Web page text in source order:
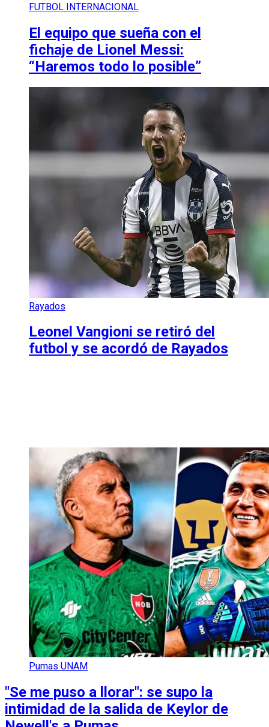
FUTBOL INTERNACIONAL
El equipo que sueña con el
fichaje de Lionel Messi:
“Haremos todo lo posible”
Rayados
Leonel Vangioni se retiró del
futbol y se acordó de Rayados
Pumas UNAM
"Se me puso a llorar": se supo la
intimidad de la salida de Keylor de